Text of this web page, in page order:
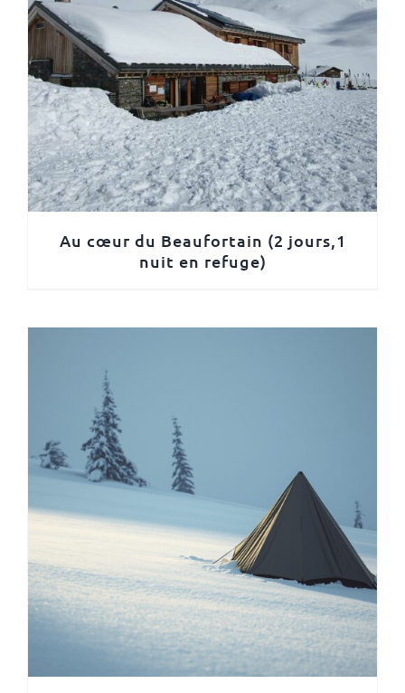
Au cœur du Beaufortain (2 jours,1
nuit en refuge)